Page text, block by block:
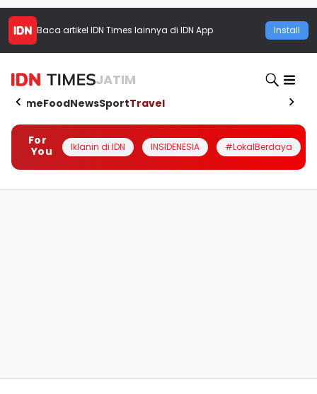
Baca artikel IDN Times lainnya di IDN App Install
JATIM
HomeFoodNewsSportTravel
For
You
Iklanin di IDN INSIDENESIA #LokalBerdaya